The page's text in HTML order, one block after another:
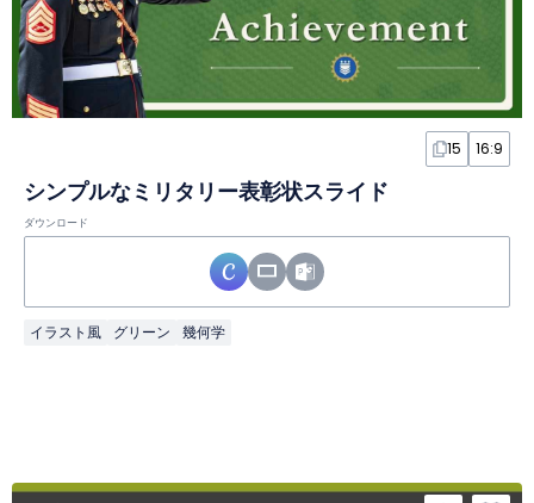
15 16:9
シンプルなミリタリー表彰状スライド
ダウンロード
イラスト風 グリーン 幾何学